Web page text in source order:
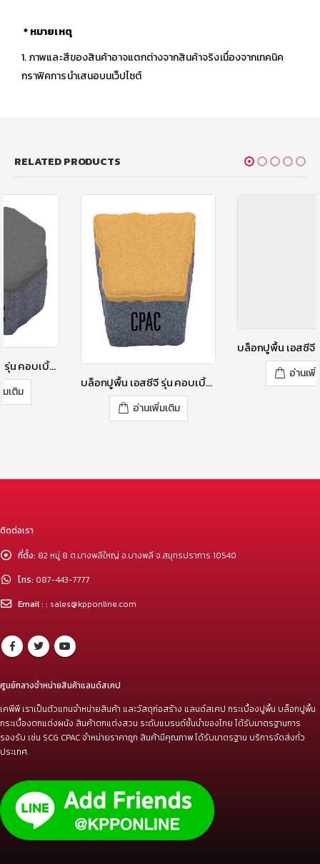
* หมายเหตุ
1. ภาพและสีของสินค้าอาจแตกต่างจากสินค้าจริงเนื่องจากเทคนิค
กราฟิคการนำเสนอบนเว็ปไซต์
RELATED PRODUCTS
บล็อกปูพื้น เอสซีจี รุ่น คอบเบิ้ลสโตน TZ-1 ขนาด 12X11.18 X 6 ซม. สีมูนนี่ เยลโล่
บล็อกปูพื้น เอสซีจี รุ่น คอบเบิ้ลสโตน RT-2 ขนาด 12 X 9 X 6 ซม. สีมอส เกรย์
ติดต่อเรา
ที่ตั้ง: 82 หมู่ 8 ต.บางพลีใหญ่ อ.บางพลี จ.สมุทรปราการ 10540
โทร: 087-443-7777
Email : : sales@kpponline.com
ศูนย์กลางจำหน่ายสินค้าแลนด์สเคป
เคพีพี เราเป็นตัวแทนจำหน่ายสินค้า และวัสดุก่อสร้าง แลนด์สเคป กระเบื้องปูพื้น บล็อกปูพื้น
กระเบื้องตกแต่งผนัง สินค้าตกแต่งสวน ระดับแบรนด์ชั้นนำของไทย ได้รับมาตรฐานการ
รองรับ เช่น SCG CPAC จำหน่ายราคาถูก สินค้ามีคุณภาพ ได้รับมาตรฐาน บริการจัดส่งทั่ว
ประเทศ.